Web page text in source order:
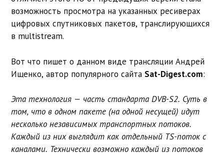
возможность просмотра на указанных ресиверах
цифровых спутниковых пакетов, транслирующихся
в multistream.
Вот что пишет о данном виде трансляции Андрей
Ищенко, автор популярного сайта Sat-Digest.com:
Эта технология — часть стандарта DVB-S2. Суть в
том, что в одном пакете (на одной несущей) идут
несколько независимых транспортных потоков.
Каждый из них выглядит как отдельный TS-поток с
каналами. Технически возможно каждый из потоков